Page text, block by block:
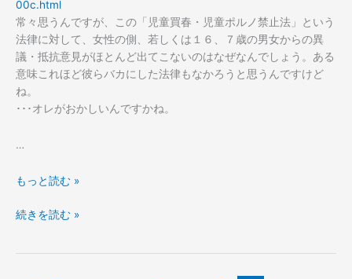
00c.html
常々思うんですが、この「児童買春・児童ポルノ禁止法」という
法律に対して、女性の側、若しくは１６、７歳の男女からの異
議・抵抗意見がほとんど出てこないのはなぜなんでしょう。ある
意味これほど彼らバカにした法律もなかろうと思うんですけど
ね。
･･･オレがおかしいんですかね。
…
ど
ま
もっと読む »
ど
続きを読む »